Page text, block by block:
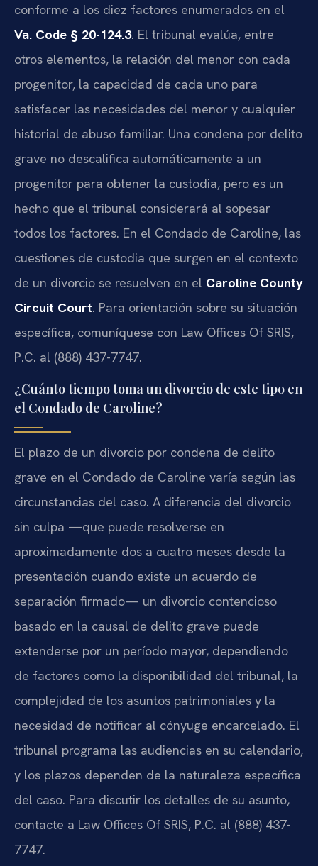
conforme a los diez factores enumerados en el
Va. Code § 20-124.3. El tribunal evalúa, entre
otros elementos, la relación del menor con cada
progenitor, la capacidad de cada uno para
satisfacer las necesidades del menor y cualquier
historial de abuso familiar. Una condena por delito
grave no descalifica automáticamente a un
progenitor para obtener la custodia, pero es un
hecho que el tribunal considerará al sopesar
todos los factores. En el Condado de Caroline, las
cuestiones de custodia que surgen en el contexto
de un divorcio se resuelven en el Caroline County
Circuit Court. Para orientación sobre su situación
específica, comuníquese con Law Offices Of SRIS,
P.C. al (888) 437-7747.
¿Cuánto tiempo toma un divorcio de este tipo en
el Condado de Caroline?
El plazo de un divorcio por condena de delito
grave en el Condado de Caroline varía según las
circunstancias del caso. A diferencia del divorcio
sin culpa —que puede resolverse en
aproximadamente dos a cuatro meses desde la
presentación cuando existe un acuerdo de
separación firmado— un divorcio contencioso
basado en la causal de delito grave puede
extenderse por un período mayor, dependiendo
de factores como la disponibilidad del tribunal, la
complejidad de los asuntos patrimoniales y la
necesidad de notificar al cónyuge encarcelado. El
tribunal programa las audiencias en su calendario,
y los plazos dependen de la naturaleza específica
del caso. Para discutir los detalles de su asunto,
contacte a Law Offices Of SRIS, P.C. al (888) 437-
7747.